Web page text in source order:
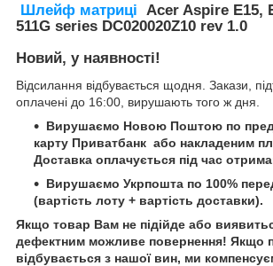
Шлейф матриці
Acer Aspire E15,
511G series DC020020Z10 rev 1.0
Новий, у наявності!
Відсилання відбувається щодня. Закази,
оплачені до 16:00, вирушають того ж дня.
Вирушаємо Новою Поштою по
карту Приватбанк або накладеним
Доставка оплачується під час
Вирушаємо Укрпошта по 100%
(вартість лоту + вартість доставки).
Якщо товар Вам не підійде або
дефектним можливе повернення! Якщо
відбувається з нашої вин, ми